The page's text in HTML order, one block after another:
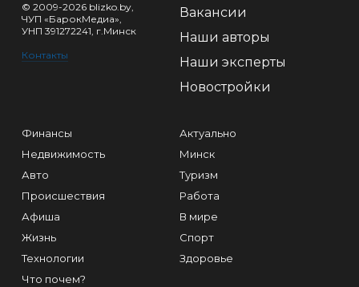
© 2009-2026 blizko.by,
ЧУП «БарокМедиа»,
УНП 391272241, г.Минск
Контакты
Вакансии
Наши авторы
Наши эксперты
Новостройки
Финансы
Недвижимость
Авто
Происшествия
Афиша
Жизнь
Технологии
Что почем?
Актуально
Минск
Туризм
Работа
В мире
Спорт
Здоровье